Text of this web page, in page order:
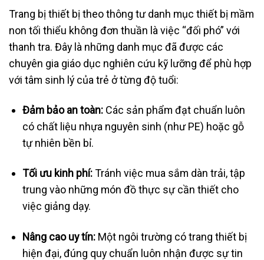
Trang bị thiết bị theo thông tư danh mục thiết bị mầm
non tối thiểu không đơn thuần là việc “đối phó” với
thanh tra. Đây là những danh mục đã được các
chuyên gia giáo dục nghiên cứu kỹ lưỡng để phù hợp
với tâm sinh lý của trẻ ở từng độ tuổi:
Đảm bảo an toàn: Các sản phẩm đạt chuẩn luôn
có chất liệu nhựa nguyên sinh (như PE) hoặc gỗ
tự nhiên bền bỉ.
Tối ưu kinh phí: Tránh việc mua sắm dàn trải, tập
trung vào những món đồ thực sự cần thiết cho
việc giảng dạy.
Nâng cao uy tín: Một ngôi trường có trang thiết bị
hiện đại, đúng quy chuẩn luôn nhận được sự tin